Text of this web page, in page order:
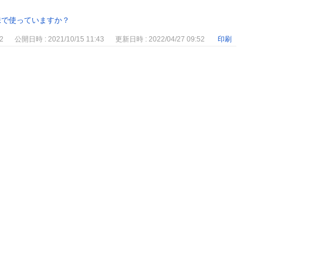
使っていますか？
公開日時 : 2021/10/15 11:43 更新日時 : 2022/04/27 09:52 印刷